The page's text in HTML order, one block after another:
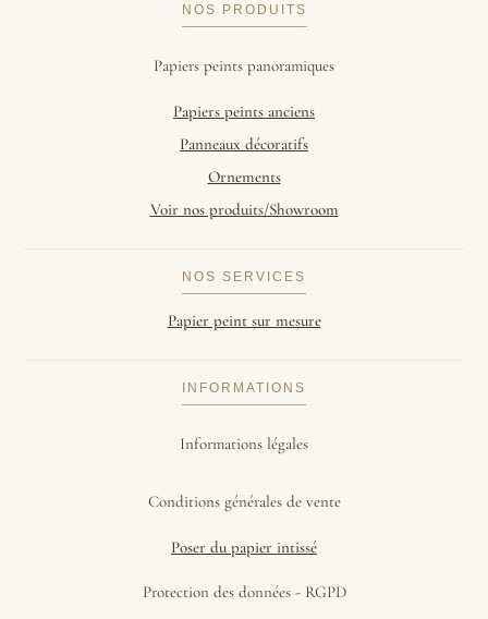
NOS PRODUITS
Papiers peints panoramiques
Papiers peints anciens
Panneaux décoratifs
Ornements
Voir nos produits/Showroom
NOS SERVICES
Papier peint sur mesure
INFORMATIONS
Informations légales
Conditions générales de vente
Poser du papier intissé
Protection des données - RGPD